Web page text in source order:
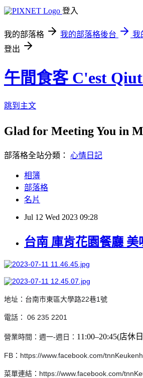
登入
我的部落格 我的部落格後台
我
登出
午間食客 C'est
跳到主文
Glad for Meeting You in
部落格全站分類： 心情日記
相簿
部落格
名片
Jul 12 Wed 2023 09:28
台南 庫肯花園餐廳
地址：台南市東區大學路22巷1號
電話： 06 235 2201
營業時間：週一-週日： 11:00–20:45(店休
FB：https://www.facebook.com/
菜單連結：https://www.facebook.com/